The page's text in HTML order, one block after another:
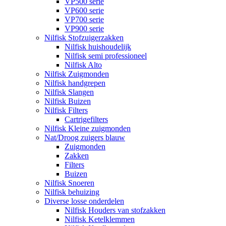
VP600 serie
VP700 serie
VP900 serie
Nilfisk Stofzuigerzakken
Nilfisk huishoudelijk
Nilfisk semi professioneel
Nilfisk Alto
Nilfisk Zuigmonden
Nilfisk handgrepen
Nilfisk Slangen
Nilfisk Buizen
Nilfisk Filters
​Cartrigefilters
Nilfisk Kleine zuigmonden
Nat/Droog zuigers blauw
Zuigmonden
Zakken
Filters
Buizen
Nilfisk Snoeren
Nilfisk behuizing
Diverse losse onderdelen
Nilfisk Houders van stofzakken
Nilfisk Ketelklemmen